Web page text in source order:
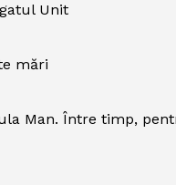
Unit
mări
Man. Între timp,